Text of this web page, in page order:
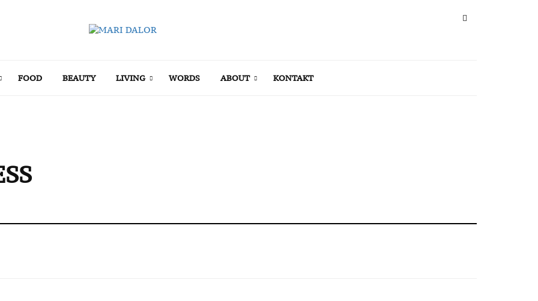
FOOD BEAUTY LIVING WORDS ABOUT KONTAKT